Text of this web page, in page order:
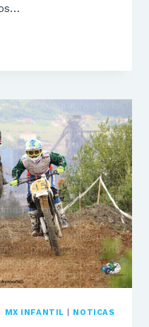
MX INFANTIL
NOTICAS